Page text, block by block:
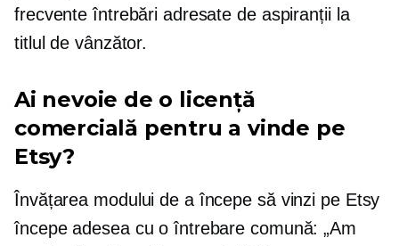
frecvente întrebări adresate de aspiranții la
titlul de vânzător.
Ai nevoie de o licență
comercială pentru a vinde pe
Etsy?
Învățarea modului de a începe să vinzi pe Etsy
începe adesea cu o întrebare comună: „Am